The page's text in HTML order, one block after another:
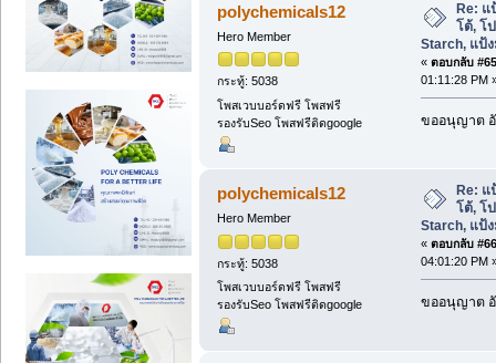
polychemicals12
Hero Member
กระทู้: 5038
โพสเวบบอร์ดฟรี โพสฟรี
รองรับSeo โพสฟรีติดgoogle
Re: แ
โต้, โ
Starch, แป้
« ตอบกลับ
01:11:28 PM
ขออนุญาต
polychemicals12
Hero Member
กระทู้: 5038
โพสเวบบอร์ดฟรี โพสฟรี
รองรับSeo โพสฟรีติดgoogle
Re: แ
โต้, โ
Starch, แป้
« ตอบกลับ
04:01:20 PM
ขออนุญาต